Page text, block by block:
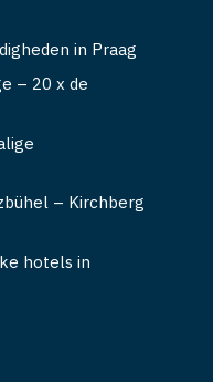
in Praag
– 20 x de
– Kirchberg
hotels in